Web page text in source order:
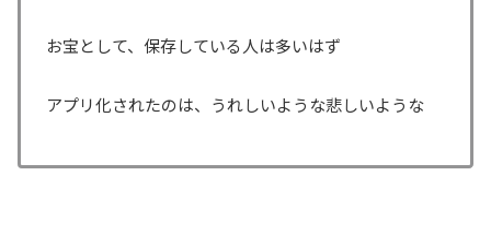
お宝として、保存している人は多いはず
アプリ化されたのは、うれしいような悲しいような